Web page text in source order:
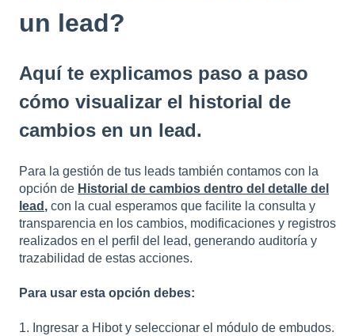
un lead?
Aquí te explicamos paso a paso
cómo visualizar el historial de
cambios en un lead.
Para la gestión de tus leads también contamos con la
opción de Historial de cambios dentro del detalle del
lead , con la cual esperamos que facilite la consulta y
transparencia en los cambios, modificaciones y registros
realizados en el perfil del lead, generando auditoría y
trazabilidad de estas acciones.
Para usar esta opción debes:
1. Ingresar a Hibot y seleccionar el módulo de embudos.